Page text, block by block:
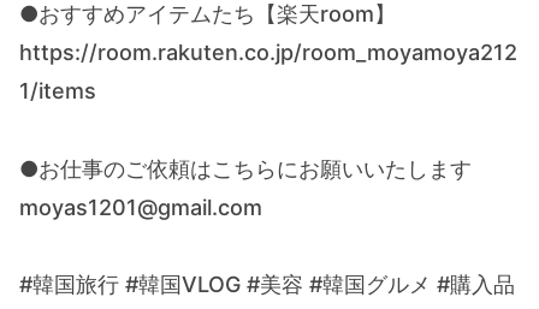
●おすすめアイテムたち【楽天room】
https://room.rakuten.co.jp/room_moyamoya212
1/items
●お仕事のご依頼はこちらにお願いいたします
moyas1201@gmail.com
#韓国旅行 #韓国VLOG #美容 #韓国グルメ #購入品